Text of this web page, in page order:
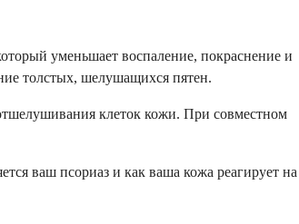
уменьшает воспаление, покраснение и
толстых, шелушащихся пятен.
клеток кожи. При совместном
ваш псориаз и как ваша кожа реагирует на